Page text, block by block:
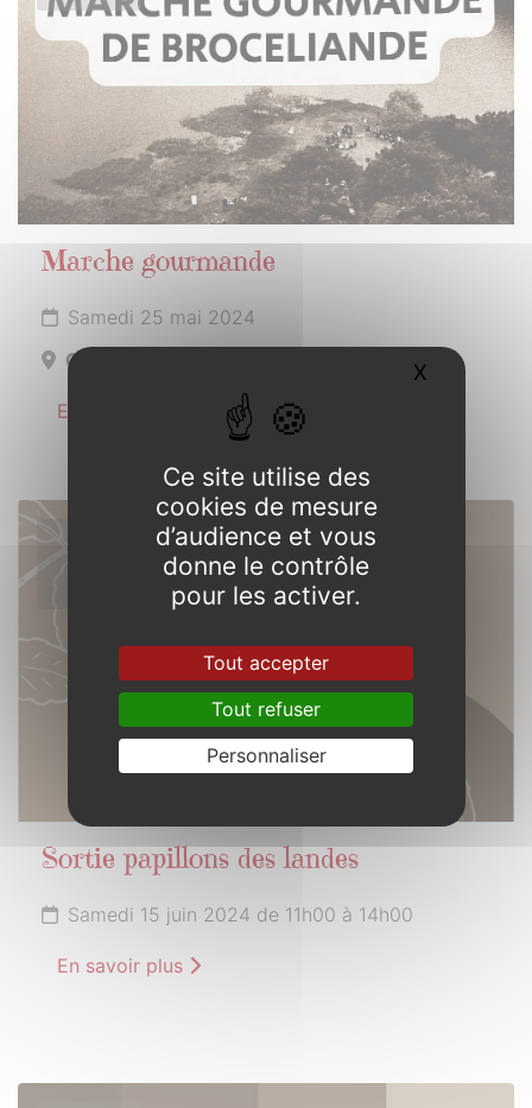
Marche gourmande
Samedi 25 mai 2024
Concoret
En savoir plus
Sortie papillons des landes
Samedi 15 juin 2024 de 11h00 à 14h00
En savoir plus
Ce site utilise des
cookies de mesure
d’audience et vous
donne le contrôle
pour les activer.
Tout accepter
Tout refuser
Personnaliser
X Masquer